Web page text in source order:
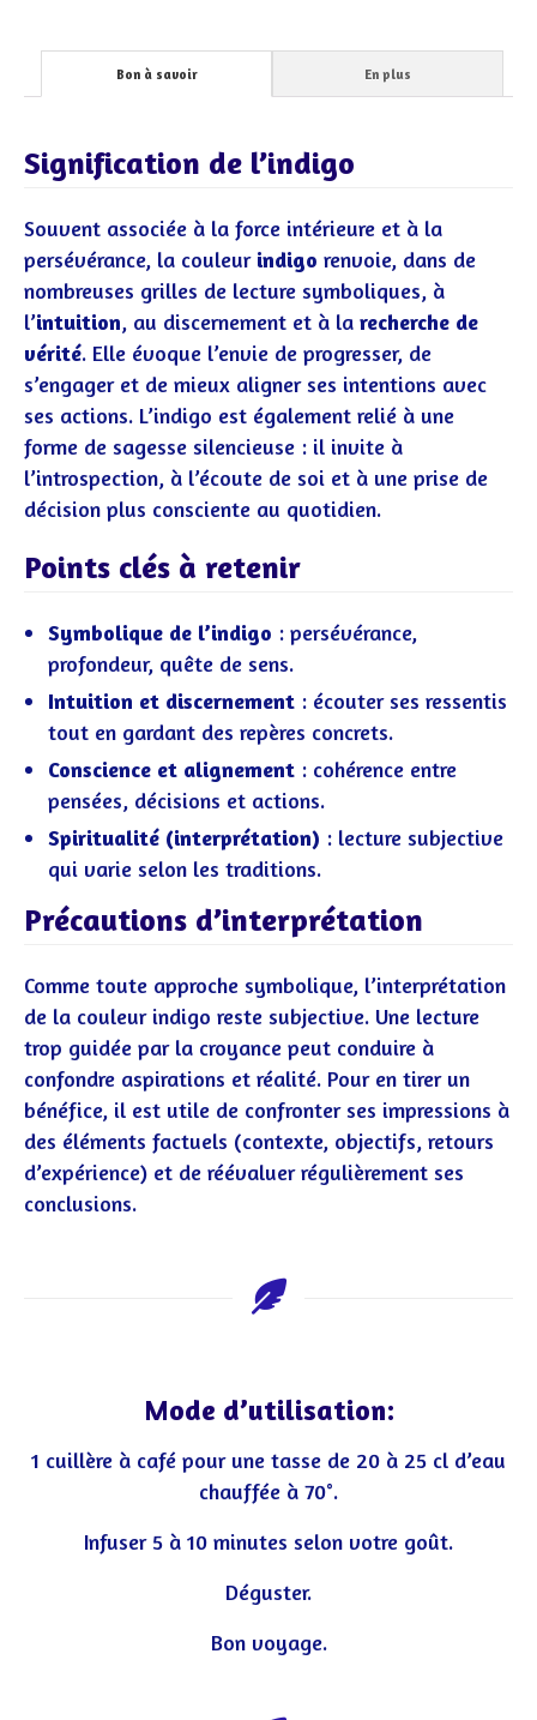
Bon à savoir En plus
Signification de l’indigo
Souvent associée à la force intérieure et à la
persévérance, la couleur indigo renvoie, dans de
nombreuses grilles de lecture symboliques, à
l’intuition, au discernement et à la recherche de
vérité. Elle évoque l’envie de progresser, de
s’engager et de mieux aligner ses intentions avec
ses actions. L’indigo est également relié à une
forme de sagesse silencieuse : il invite à
l’introspection, à l’écoute de soi et à une prise de
décision plus consciente au quotidien.
Points clés à retenir
Symbolique de l’indigo : persévérance,
profondeur, quête de sens.
Intuition et discernement : écouter ses ressentis
tout en gardant des repères concrets.
Conscience et alignement : cohérence entre
pensées, décisions et actions.
Spiritualité (interprétation) : lecture subjective
qui varie selon les traditions.
Précautions d’interprétation
Comme toute approche symbolique, l’interprétation
de la couleur indigo reste subjective. Une lecture
trop guidée par la croyance peut conduire à
confondre aspirations et réalité. Pour en tirer un
bénéfice, il est utile de confronter ses impressions à
des éléments factuels (contexte, objectifs, retours
d’expérience) et de réévaluer régulièrement ses
conclusions.
Mode d’utilisation:
1 cuillère à café pour une tasse de 20 à 25 cl d’eau
chauffée à 70°.
Infuser 5 à 10 minutes selon votre goût.
Déguster.
Bon voyage.